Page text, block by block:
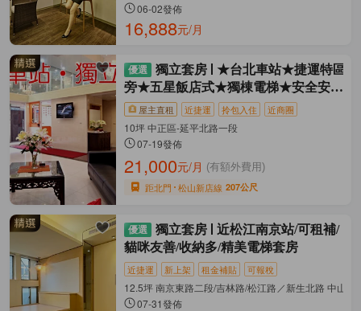
06-02發佈
16,888元/月
獨立套房
★台北車站★捷運特區
旁★五星飯店式★獨棟電梯★安全安靜
乾淨★
屋主直租 近捷運 拎包入住 近商圈
10坪 中正區-延平北路一段
07-19發佈
21,000元/月 (有額外費用)
距北門 松山新店線 207公尺
獨立套房
近松江南京站/可租補/
貓咪友善/收納多/精美電梯套房
近捷運 新上架 租金補貼 可報稅
12.5坪 南京東路二段/吉林路/松江路／新生北路 中山區
07-31發佈